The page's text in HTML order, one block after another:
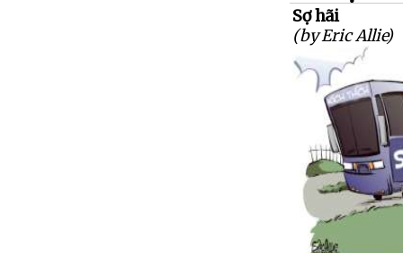
Sợ hãi
(by Eric Allie)